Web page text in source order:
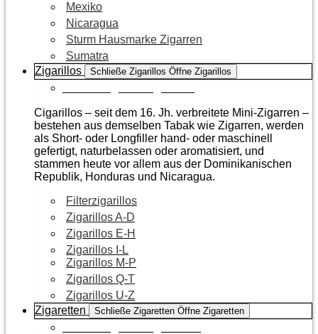
Mexiko
Nicaragua
Sturm Hausmarke Zigarren
Sumatra
Zigarillos
Schließe Zigarillos Öffne Zigarillos
Cigarillos – seit dem 16. Jh. verbreitete Mini-Zigarren –
bestehen aus demselben Tabak wie Zigarren, werden
als Short- oder Longfiller hand- oder maschinell
gefertigt, naturbelassen oder aromatisiert, und
stammen heute vor allem aus der Dominikanischen
Republik, Honduras und Nicaragua.
Filterzigarillos
Zigarillos A-D
Zigarillos E-H
Zigarillos I-L
Zigarillos M-P
Zigarillos Q-T
Zigarillos U-Z
Zigaretten
Schließe Zigaretten Öffne Zigaretten